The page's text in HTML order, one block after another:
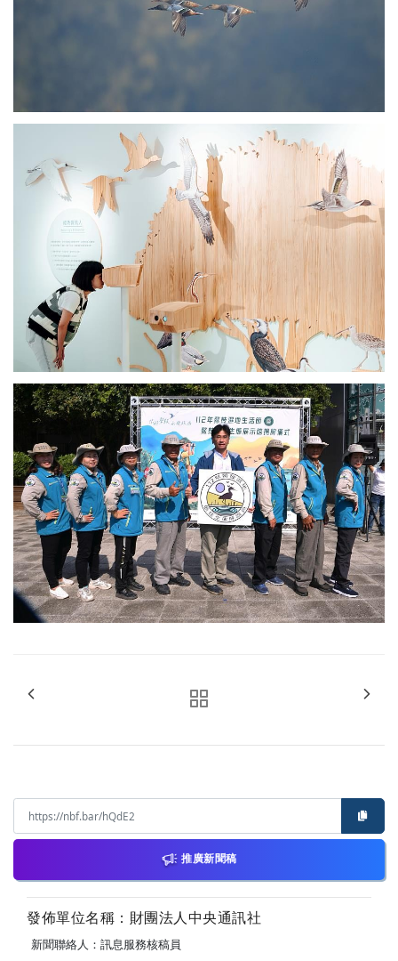
推廣新聞稿
發佈單位名稱：財團法人中央通訊社
新聞聯絡人：訊息服務核稿員